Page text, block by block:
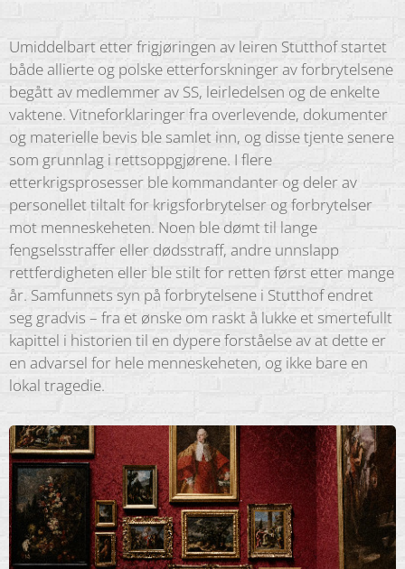
Umiddelbart etter frigjøringen av leiren Stutthof startet
både allierte og polske etterforskninger av forbrytelsene
begått av medlemmer av SS, leirledelsen og de enkelte
vaktene. Vitneforklaringer fra overlevende, dokumenter
og materielle bevis ble samlet inn, og disse tjente senere
som grunnlag i rettsoppgjørene. I flere
etterkrigsprosesser ble kommandanter og deler av
personellet tiltalt for krigsforbrytelser og forbrytelser
mot menneskeheten. Noen ble dømt til lange
fengselsstraffer eller dødsstraff, andre unnslapp
rettferdigheten eller ble stilt for retten først etter mange
år. Samfunnets syn på forbrytelsene i Stutthof endret
seg gradvis – fra et ønske om raskt å lukke et smertefullt
kapittel i historien til en dypere forståelse av at dette er
en advarsel for hele menneskeheten, og ikke bare en
lokal tragedie.